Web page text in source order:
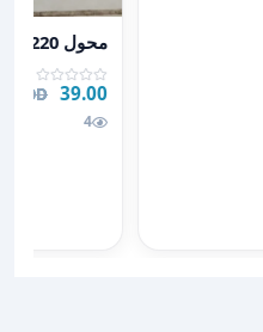
عرض تفاصيل محول 110/220
محول 110/220 اسباني بحالة ممتازة
39.00 JOD
JOD
4